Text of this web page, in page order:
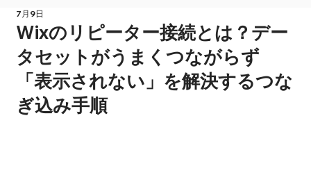
Wixのリピーター接続とは？デー
タセットがうまくつながらず
「表示されない」を解決するつな
ぎ込み手順
7月9日